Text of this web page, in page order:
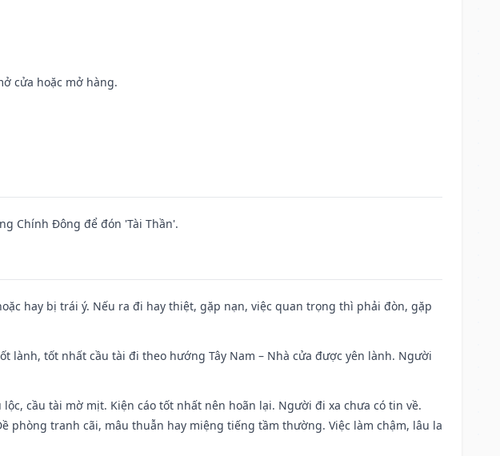
cửa hoặc mở hàng.
Chính Đông để đón 'Tài Thần'.
hay bị trái ý. Nếu ra đi hay thiệt, gặp nạn, việc quan trọng thì phải đòn, gặp
lành, tốt nhất cầu tài đi theo hướng Tây Nam – Nhà cửa được yên lành. Người
cầu tài mờ mịt. Kiện cáo tốt nhất nên hoãn lại. Người đi xa chưa có tin về.
tranh cãi, mâu thuẫn hay miệng tiếng tầm thường. Việc làm chậm, lâu la